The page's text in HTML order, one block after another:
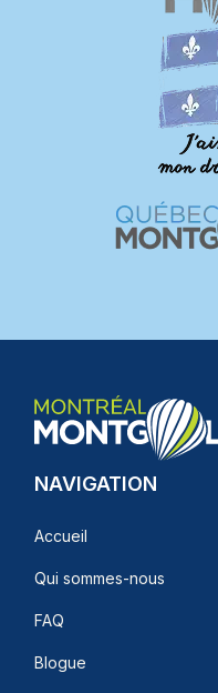
NAVIGATION
Accueil
Qui sommes-nous
FAQ
Blogue